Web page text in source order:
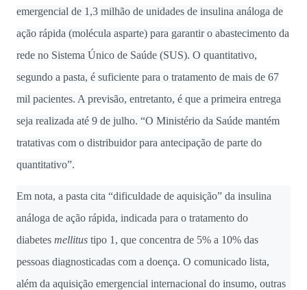
emergencial de 1,3 milhão de unidades de insulina análoga de
ação rápida (molécula asparte) para garantir o abastecimento da
rede no Sistema Único de Saúde (SUS). O quantitativo,
segundo a pasta, é suficiente para o tratamento de mais de 67
mil pacientes. A previsão, entretanto, é que a primeira entrega
seja realizada até 9 de julho. “O Ministério da Saúde mantém
tratativas com o distribuidor para antecipação de parte do
quantitativo”.
Em nota, a pasta cita “dificuldade de aquisição” da insulina
análoga de ação rápida, indicada para o tratamento do
diabetes mellitus tipo 1, que concentra de 5% a 10% das
pessoas diagnosticadas com a doença. O comunicado lista,
além da aquisição emergencial internacional do insumo, outras